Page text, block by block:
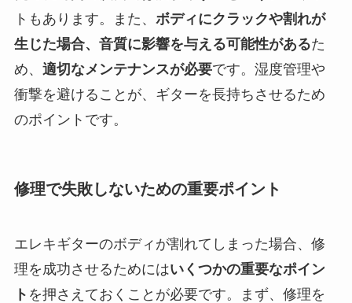
トもあります。また、 ボディにクラックや割れが
生じた場合、音質に影響を与える可能性があるた
め、 適切なメンテナンスが必要です。湿度管理や
衝撃を避けることが、ギターを長持ちさせるため
のポイントです。
修理で失敗しないための重要ポイント
エレキギターのボディが割れてしまった場合、修
理を成功させるためにはいくつかの重要なポイン
ト を押さえておくことが必要です。まず、修理を